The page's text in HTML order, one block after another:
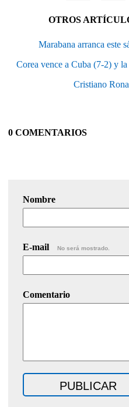
OTROS
Marabana arranca este
Corea vence a Cuba (7-2) y
Cristiano
0 COMENTARIOS
Nombre
E-mail No será mostrado.
Comentario